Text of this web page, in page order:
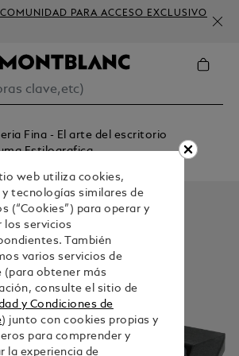
PARA ACCESO EXCLUSIVO
Fina - El arte del escritorio
Estilografica
web utiliza cookies,
y tecnologías similares de
(“Cookies”) para operar y
los servicios
También
varios servicios de
(para obtener más
consulte el sitio de
y Condiciones de
) junto con cookies propias y
para comprender y
la experiencia de